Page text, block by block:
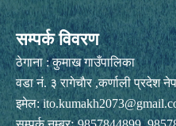
सम्पर्क विवरण
ठेगाना : कुमाख गाउँपालिका
वडा नं. ३ रागेचाैर ,कर्णाली प्रदेश
इमेल: